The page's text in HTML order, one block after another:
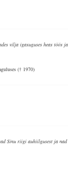
vilja igasuguses heas töös ja
(† 1970)
Sinu riigi auhiilgusest ja nad